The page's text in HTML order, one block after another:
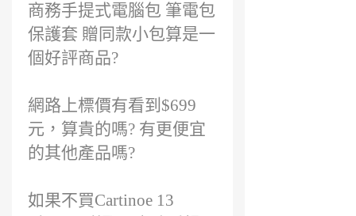
商務手提式電腦包 筆電包
保護套 贈同款小包算是一
個好評商品?
網路上標價有看到$699
元，算貴的嗎? 有更便宜
的其他產品嗎?
如果不買Cartinoe 13